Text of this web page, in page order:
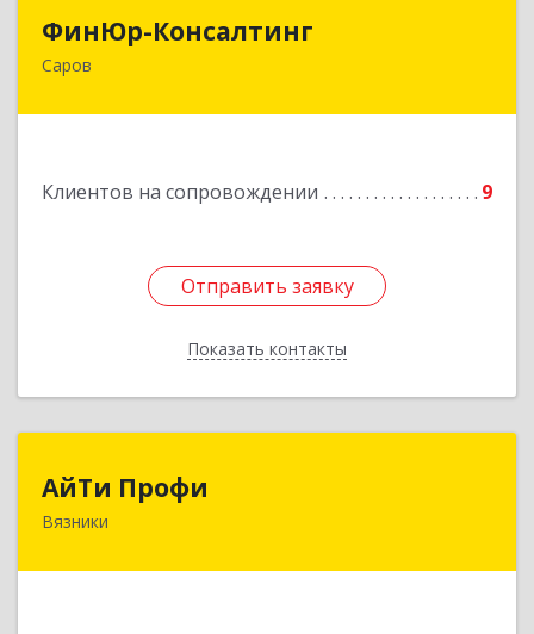
ФинЮр-Консалтинг
Саров
Клиентов на сопровождении 9
Отправить заявку
Показать контакты
Отправить заявку
Назад
АйТи Профи
Вязники